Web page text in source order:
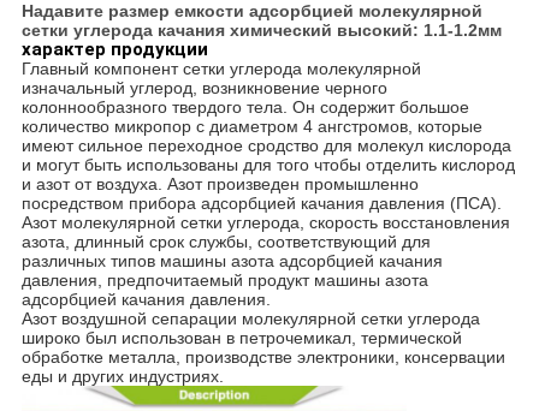
Надавите размер емкости адсорбцией молекулярной
сетки углерода качания химический высокий: 1.1-1.2мм
характер продукции
Главный компонент сетки углерода молекулярной
изначальный углерод, возникновение черного
колоннообразного твердого тела. Он содержит большое
количество микропор с диаметром 4 ангстромов, которые
имеют сильное переходное сродство для молекул кислорода
и могут быть использованы для того чтобы отделить кислород
и азот от воздуха. Азот произведен промышленно
посредством прибора адсорбцией качания давления (ПСА).
Азот молекулярной сетки углерода, скорость восстановления
азота, длинный срок службы, соответствующий для
различных типов машины азота адсорбцией качания
давления, предпочитаемый продукт машины азота
адсорбцией качания давления.
Азот воздушной сепарации молекулярной сетки углерода
широко был использован в петрочемикал, термической
обработке металла, производстве электроники, консервации
еды и других индустриях.